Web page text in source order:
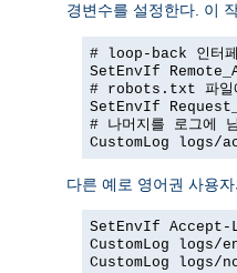
경변수를 설정한다. 이
# loop-back 인터페
SetEnvIf
# robots.txt 파일
SetEnvIf
# 나머지를 로그에
CustomLog logs/
다른 예로 영어권 사용
SetEnvIf Accept-
CustomLog logs/
CustomLog logs/